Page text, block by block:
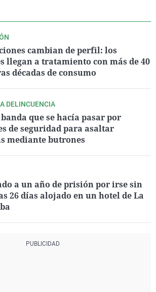
cambian de perfil: los
llegan a tratamiento con más de 40
décadas de consumo
DELINCUENCIA
que se hacía pasar por
de seguridad para asaltar
mediante butrones
a un año de prisión por irse sin
26 días alojado en un hotel de La